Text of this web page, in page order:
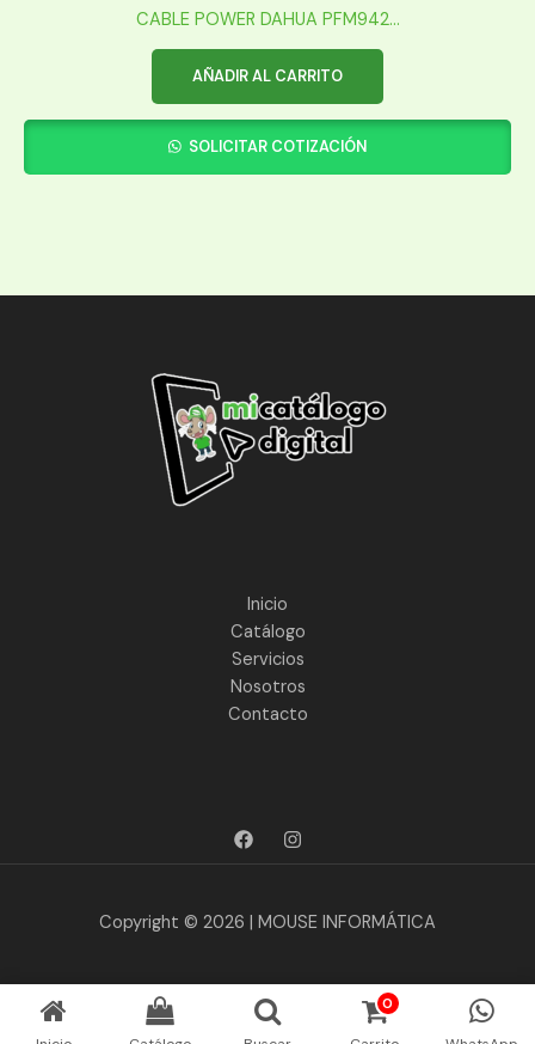
CABLE POWER DAHUA PFM942...
AÑADIR AL CARRITO
SOLICITAR COTIZACIÓN
Inicio
Catálogo
Servicios
Nosotros
Contacto
Copyright © 2026 | MOUSE INFORMÁTICA
0